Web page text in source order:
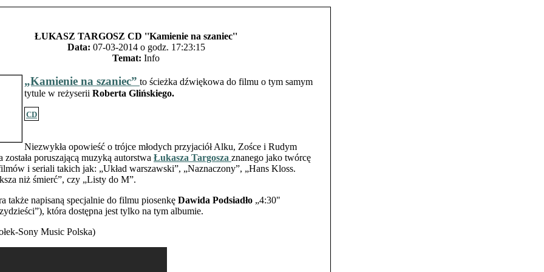
ŁUKASZ TARGOSZ CD ''Kamienie na szaniec''
Data: 07-03-2014 o godz. 17:23:15
Temat: Info
„Kamienie na szaniec” to ścieżka dźwiękowa do filmu o tym samym
tytule w reżyserii Roberta Glińskiego.
CD
Niezwykła opowieść o trójce młodych przyjaciół Alku, Zośce i Rudym
została poruszającą muzyką autorstwa Łukasza Targosza znanego jako twórcę
i seriali takich jak: „Układ warszawski”, „Naznaczony”, „Hans Kloss.
niż śmierć”, czy „Listy do M”.
także napisaną specjalnie do filmu piosenkę Dawida Podsiadło „4:30"
która dostępna jest tylko na tym albumie.
Sony Music Polska)